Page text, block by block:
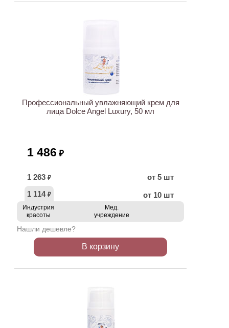
Профессиональный увлажняющий крем для
лица Dolce Angel Luxury, 50 мл
1 486 ₽
1 263 ₽
от 5 шт
1 114 ₽ от 10 шт
Индустрия
красоты
Мед.
учреждение
Нашли дешевле?
В корзину